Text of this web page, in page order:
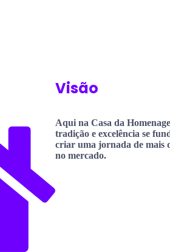
Visão
Aqui na Casa da
tradição e excelência se
criar uma jornada de mais
no mercado.